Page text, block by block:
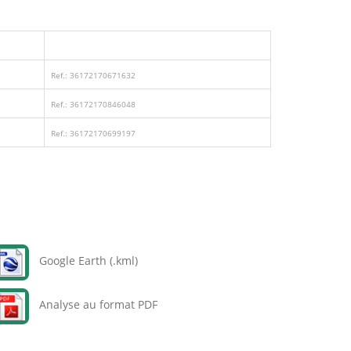
Ref.: 36172170671632
Ref.: 36172170846048
Ref.: 36172170699197
Google Earth (.kml)
Analyse au format PDF